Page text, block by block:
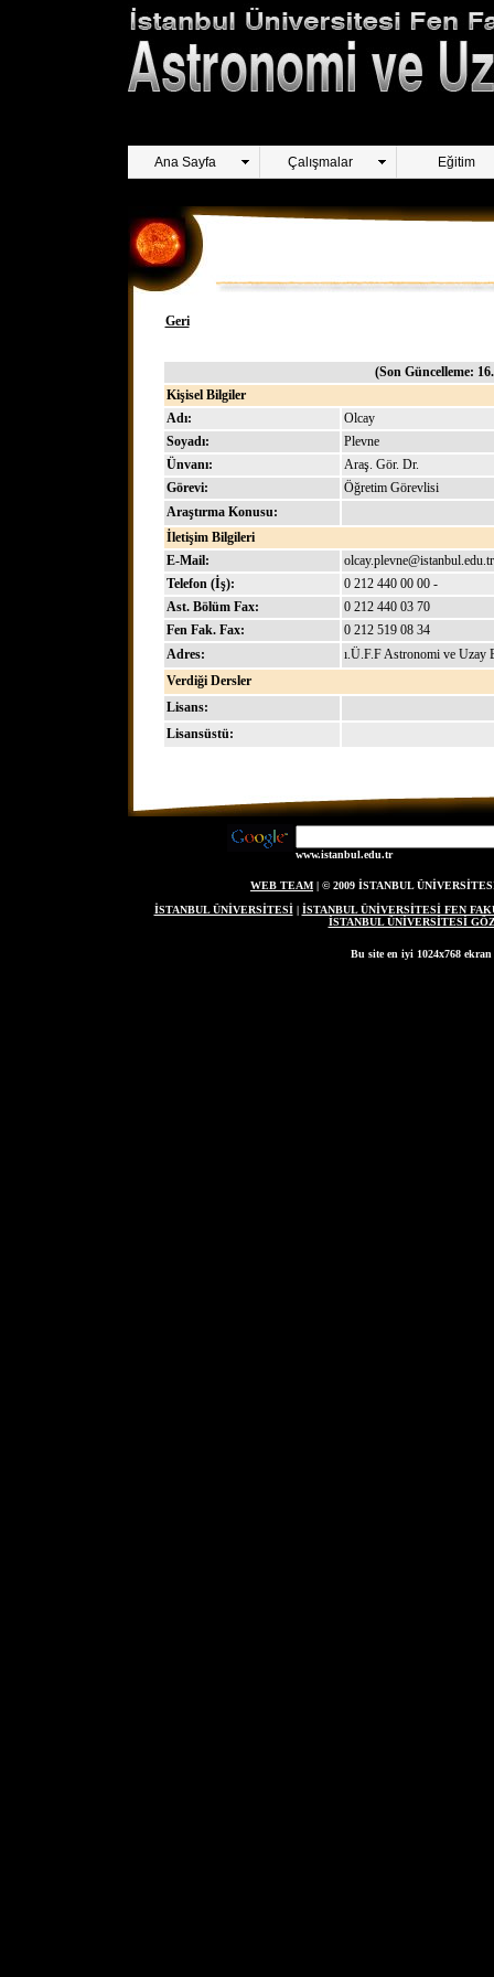
Ana Sayfa Çalışmalar Eğitim
Geri
(Son Güncelleme:
Kişisel Bilgiler
Adı:
Olcay
Soyadı:
Plevne
Ünvanı:
Araş. Gör. Dr.
Görevi:
Öğretim Görevlisi
Araştırma Konusu:
İletişim Bilgileri
E-Mail:
olcay.plevne@istanbul.edu.tr
Telefon (İş):
0 212 440 00 00 -
Ast. Bölüm Fax:
0 212 440 03 70
Fen Fak. Fax:
0 212 519 08 34
Adres:
ı.Ü.F.F Astronomi ve Uzay
Verdiği Dersler
Lisans:
Lisansüstü:
www.istanbul.edu.tr
WEB TEAM | © 2009 İSTANBUL
İSTANBUL ÜNİVERSİTESİ| İSTANBUL ÜNİVERSİTESİ FEN
İSTANBUL ÜNİVERSİTESİ
Bu site en iyi 1024x768